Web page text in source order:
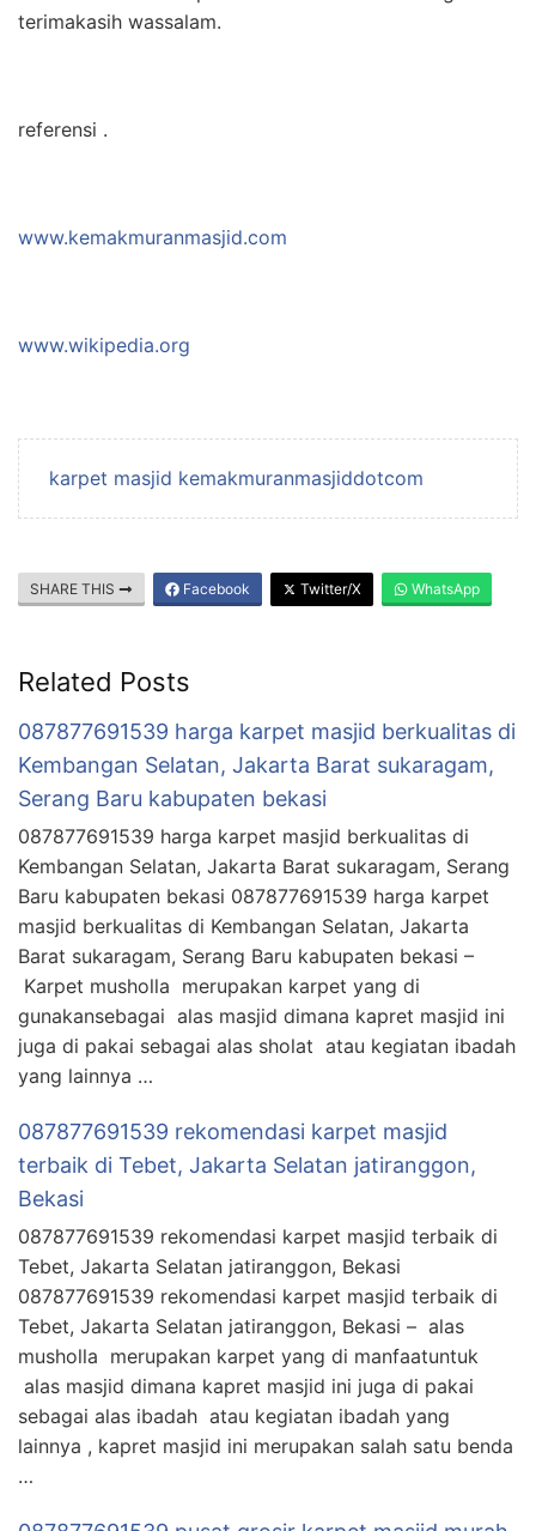
terimakasih wassalam.
referensi .
www.kemakmuranmasjid.com
www.wikipedia.org
karpet masjid kemakmuranmasjiddotcom
SHARE THIS Facebook Twitter/X WhatsApp
Related Posts
087877691539 harga karpet masjid berkualitas di
Kembangan Selatan, Jakarta Barat sukaragam,
Serang Baru kabupaten bekasi
087877691539 harga karpet masjid berkualitas di
Kembangan Selatan, Jakarta Barat sukaragam, Serang
Baru kabupaten bekasi 087877691539 harga karpet
masjid berkualitas di Kembangan Selatan, Jakarta
Barat sukaragam, Serang Baru kabupaten bekasi –
Karpet musholla merupakan karpet yang di
gunakansebagai alas masjid dimana kapret masjid ini
juga di pakai sebagai alas sholat atau kegiatan ibadah
yang lainnya …
087877691539 rekomendasi karpet masjid
terbaik di Tebet, Jakarta Selatan jatiranggon,
Bekasi
087877691539 rekomendasi karpet masjid terbaik di
Tebet, Jakarta Selatan jatiranggon, Bekasi
087877691539 rekomendasi karpet masjid terbaik di
Tebet, Jakarta Selatan jatiranggon, Bekasi – alas
musholla merupakan karpet yang di manfaatuntuk
alas masjid dimana kapret masjid ini juga di pakai
sebagai alas ibadah atau kegiatan ibadah yang
lainnya , kapret masjid ini merupakan salah satu benda
…